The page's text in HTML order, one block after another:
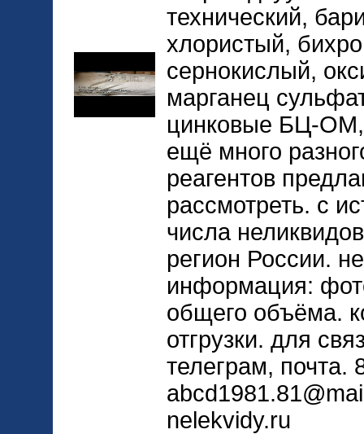
технический,
хлористый,
сернокислый,
марганец
цинковые БЦ-ОМ,
ещё много
реагентов
рассмотреть. с
числа
регион России.
информация:
общего объёма.
отгрузки. для
телеграм, почта.
nelekvidy.ru